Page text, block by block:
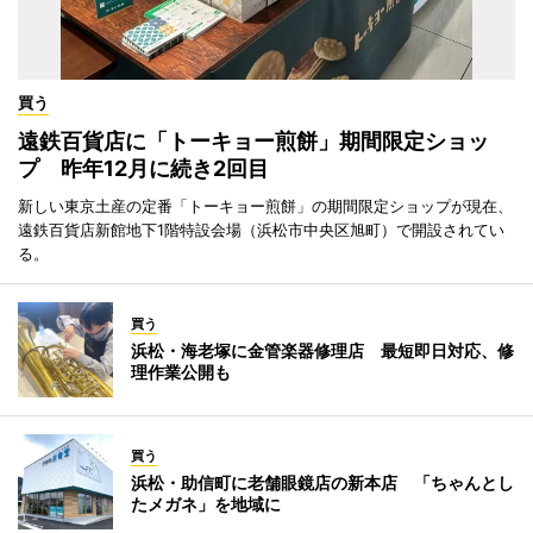
買う
遠鉄百貨店に「トーキョー煎餅」期間限定ショッ
プ 昨年12月に続き2回目
新しい東京土産の定番「トーキョー煎餅」の期間限定ショップが現在、
遠鉄百貨店新館地下1階特設会場（浜松市中央区旭町）で開設されてい
る。
買う
浜松・海老塚に金管楽器修理店 最短即日対応、修
理作業公開も
買う
浜松・助信町に老舗眼鏡店の新本店 「ちゃんとし
たメガネ」を地域に